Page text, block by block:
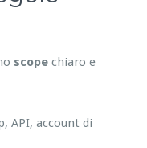
scopechiaro e
API, account di